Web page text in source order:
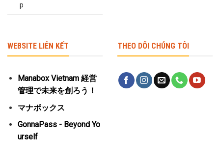
p
WEBSITE LIÊN KẾT
Manabox Vietnam 経営
管理で未来を創ろう！
マナボックス
GonnaPass - Beyond Yo
urself
THEO DÕI CHÚNG TÔI